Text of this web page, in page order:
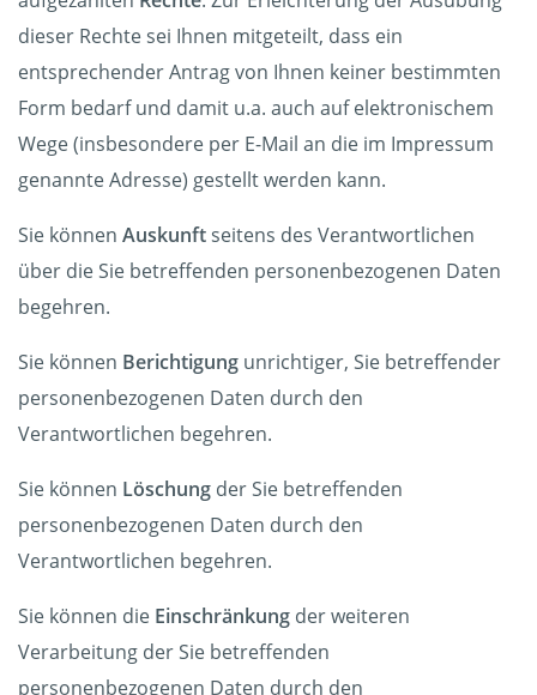
dieser Rechte sei Ihnen mitgeteilt, dass ein
entsprechender Antrag von Ihnen keiner bestimmten
Form bedarf und damit u.a. auch auf elektronischem
Wege (insbesondere per E-Mail an die im Impressum
genannte Adresse) gestellt werden kann.
Sie können Auskunftseitens des Verantwortlichen
über die Sie betreffenden personenbezogenen Daten
begehren.
Sie können Berichtigung unrichtiger, Sie betreffender
personenbezogenen Daten durch den
Verantwortlichen begehren.
Sie können Löschung der Sie betreffenden
personenbezogenen Daten durch den
Verantwortlichen begehren.
Sie können die Einschränkung der weiteren
Verarbeitung der Sie betreffenden
personenbezogenen Daten durch den